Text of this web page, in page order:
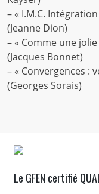
– « I.M.C.
(Jeanne Dion)
– « Comme une
(Jacques Bonnet)
– « Convergences :
(Georges Sorais)
Le GFEN certifié